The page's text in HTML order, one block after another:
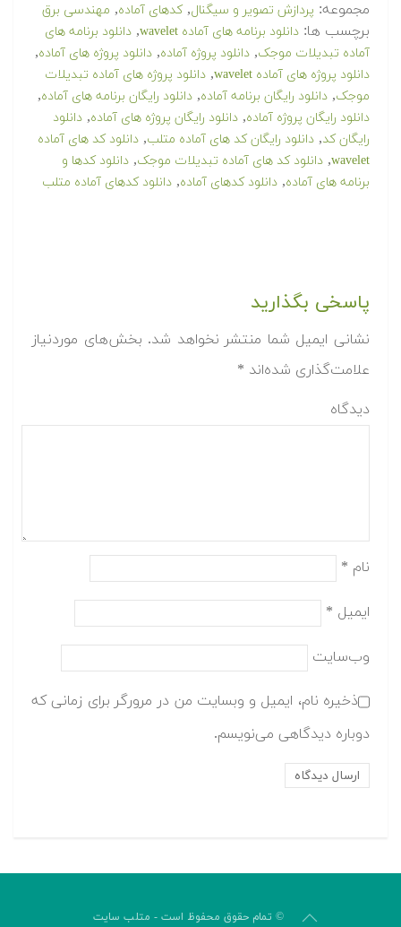
مجموعه: پردازش تصویر و سیگنال,کدهای آماده, مهندسی برق
برچسب ها: دانلود برنامه های آماده wavelet , دانلود برنامه های
آماده تبدیلات موجک, دانلود پروژه آماده, دانلود پروژه های آماده,
دانلود پروژه های آماده wavelet , دانلود پروژه های آماده تبدیلات
موجک, دانلود رایگان برنامه آماده, دانلود رایگان برنامه های آماده,
دانلود رایگان پروژه آماده, دانلود رایگان پروژه های آماده, دانلود
رایگان کد, دانلود رایگان کد های آماده متلب, دانلود کد های آماده
wavelet
, دانلود کد های آماده تبدیلات موجک, دانلود کدها و
برنامه های آماده, دانلود کدهای آماده, دانلود کدهای آماده متلب
پاسخی بگذارید
نشانی ایمیل شما منتشر نخواهد شد. بخش‌های موردنیاز
علامت‌گذاری شده‌اند *
دیدگاه
نام *
ایمیل *
وب‌سایت
ذخیره نام، ایمیل و وبسایت من در مرورگر برای زمانی که
دوباره دیدگاهی می‌نویسم.
© تمام حقوق محفوظ است - متلب سایت